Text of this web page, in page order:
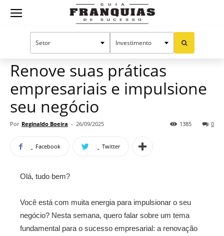
Guia
Dicas para franqueados Empreendedorismo
Renove suas práticas
empresariais e impulsione
seu negócio
Por Reginaldo Boeira - 26/09/2025 0
1385
Facebook Twitter
Olá, tudo bem?
Você está com muita energia para impulsionar o seu
negócio? Nesta semana, quero falar sobre um tema
fundamental para o sucesso empresarial: a renovação